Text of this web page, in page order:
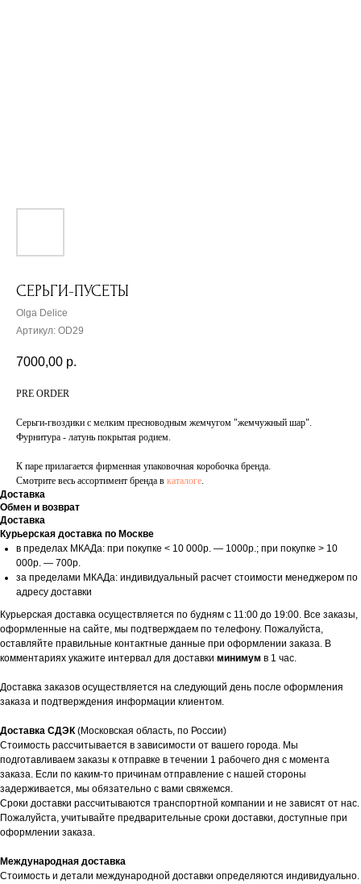
СЕРЬГИ-ПУСЕТЫ
Olga Delice
Артикул: OD29
7000,00 р.
PRE ORDER
Серьги-гвоздики с мелким пресноводным жемчугом "жемчужный шар".
Фурнитура - латунь покрытая родием.
К паре прилагается фирменная упаковочная коробочка бренда.
Смотрите весь ассортимент бренда в каталоге.
Доставка
Обмен и возврат
Доставка
Курьерская доставка по Москве
в пределах МКАДа: при покупке < 10 000р. — 1000р.; при покупке > 10
000р. — 700р.
за пределами МКАДа: индивидуальный расчет стоимости менеджером по
адресу доставки
Курьерская доставка осуществляется по будням с 11:00 до 19:00. Все заказы,
оформленные на сайте, мы подтверждаем по телефону. Пожалуйста,
оставляйте правильные контактные данные при оформлении заказа. В
комментариях укажите интервал для доставки минимум в 1 час.
Доставка заказов осуществляется на следующий день после оформления
заказа и подтверждения информации клиентом.
Доставка СДЭК(Московская область, по России)
Стоимость рассчитывается в зависимости от вашего города. Мы
подготавливаем заказы к отправке в течении 1 рабочего дня с момента
заказа. Если по каким-то причинам отправление с нашей стороны
задерживается, мы обязательно с вами свяжемся.
Сроки доставки рассчитываются транспортной компании и не зависят от нас.
Пожалуйста, учитывайте предварительные сроки доставки, доступные при
оформлении заказа.
Международная доставка
Стоимость и детали международной доставки определяются индивидуально.